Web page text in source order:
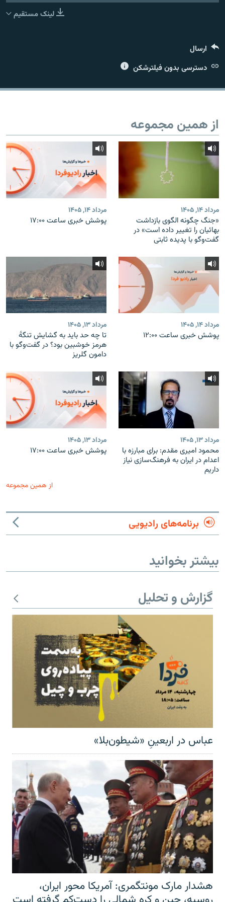
لینک مستقیم
ارسال
دسترسی بدون فیلترشکن
از همین مجموعه
مرداد ۱۴, ۱۴۰۵
«جنگ چگونه الگوی بازداشت
بهائیان را تغییر داده است» در
گفت‌وگو با پدیده ثابتی
مرداد ۱۴, ۱۴۰۵
پوشش خبری ساعت ۱۷:۰۰
مرداد ۱۴, ۱۴۰۵
پوشش خبری ساعت ۱۲:۰۰
مرداد ۱۳, ۱۴۰۵
تا چه حد باید به گشایش تنگهٔ
هرمز خوشبین بود؟ در گفت‌وگو با
دامون گلریز
مرداد ۱۳, ۱۴۰۵
محمود امیری مقدم: برای مبارزه با
اعدام در ایران به فرهنگ‌سازی نیاز
داریم
مرداد ۱۳, ۱۴۰۵
پوشش خبری ساعت ۱۷:۰۰
از همین مجموعه
برنامه‌های رادیویی
بیشتر بخوانید
گزارش و تحلیل
عباس در اربعینِ «شیطون‌بلا»
هشدار مارک مونتگمری: آمریکا محور ایران،